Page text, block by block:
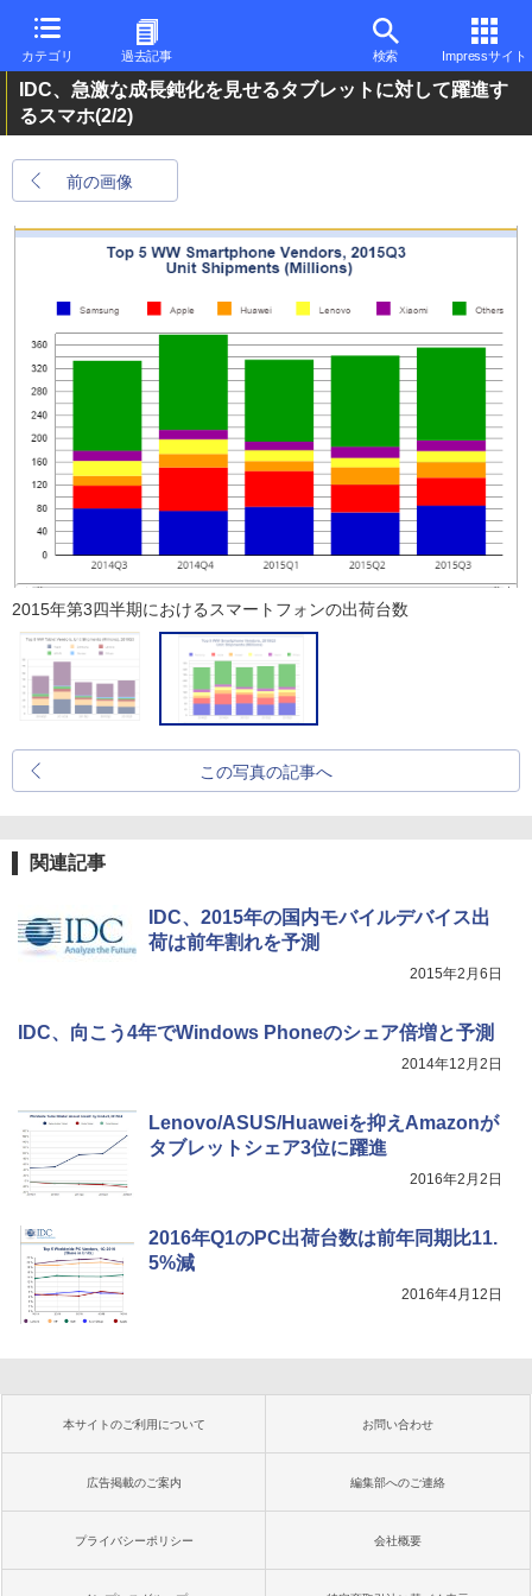
カテゴリ 過去記事 検索 Impressサイト
IDC、急激な成長鈍化を見せるタブレットに対して躍進す
るスマホ(2/2)
前の画像
2015年第3四半期におけるスマートフォンの出荷台数
この写真の記事へ
関連記事
IDC、2015年の国内モバイルデバイス出
荷は前年割れを予測
2015年2月6日
IDC、向こう4年でWindows Phoneのシェア倍増と予測
2014年12月2日
Lenovo/ASUS/Huaweiを抑えAmazonが
タブレットシェア3位に躍進
2016年2月2日
2016年Q1のPC出荷台数は前年同期比11.
5%減
2016年4月12日
本サイトのご利用について お問い合わせ
広告掲載のご案内 編集部へのご連絡
プライバシーポリシー 会社概要